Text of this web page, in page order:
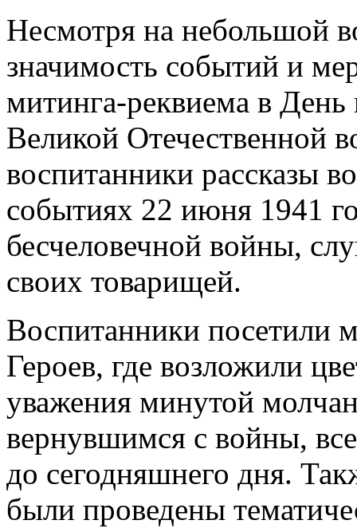
Несмотря на небольшой
значимость событий и
митинга-реквиема в
Великой Отечественной
воспитанники рассказы
событиях 22 июня 1941
бесчеловечной войны,
своих товарищей.
Воспитанники посетили
Героев, где возложили
уважения минутой
вернувшимся с войны,
до сегодняшнего дня.
были проведены